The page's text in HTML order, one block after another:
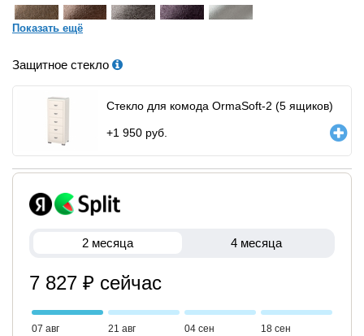
Показать ещё
Защитное стекло
Стекло для комода OrmaSoft-2 (5 ящиков)
+1 950 руб.
2 месяца 4 месяца
7 827 ₽ сейчас
07 авг
21 авг
04 сен
18 сен